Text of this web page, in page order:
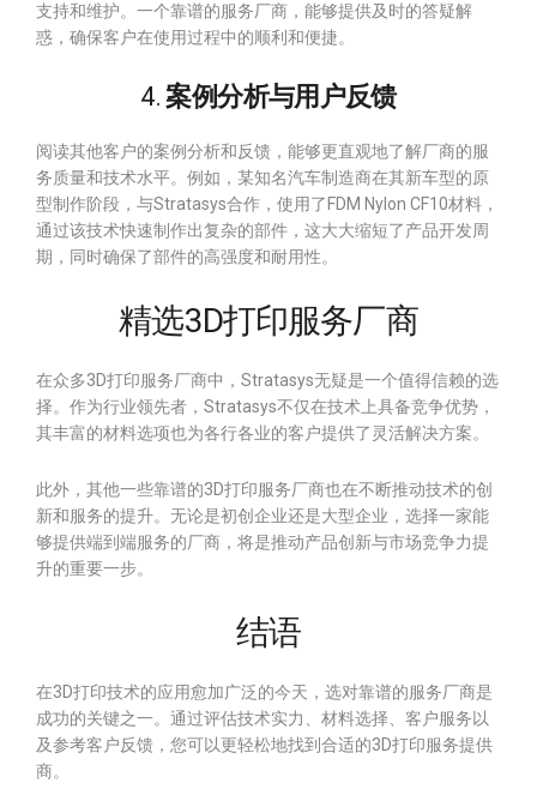
支持和维护。一个靠谱的服务厂商，能够提供及时的答疑解
惑，确保客户在使用过程中的顺利和便捷。
4. 案例分析与用户反馈
阅读其他客户的案例分析和反馈，能够更直观地了解厂商的服
务质量和技术水平。例如，某知名汽车制造商在其新车型的原
型制作阶段，与Stratasys合作，使用了FDM Nylon CF10材料，
通过该技术快速制作出复杂的部件，这大大缩短了产品开发周
期，同时确保了部件的高强度和耐用性。
精选3D打印服务厂商
在众多3D打印服务厂商中，Stratasys无疑是一个值得信赖的选
择。作为行业领先者，Stratasys不仅在技术上具备竞争优势，
其丰富的材料选项也为各行各业的客户提供了灵活解决方案。
此外，其他一些靠谱的3D打印服务厂商也在不断推动技术的创
新和服务的提升。无论是初创企业还是大型企业，选择一家能
够提供端到端服务的厂商，将是推动产品创新与市场竞争力提
升的重要一步。
结语
在3D打印技术的应用愈加广泛的今天，选对靠谱的服务厂商是
成功的关键之一。通过评估技术实力、材料选择、客户服务以
及参考客户反馈，您可以更轻松地找到合适的3D打印服务提供
商。